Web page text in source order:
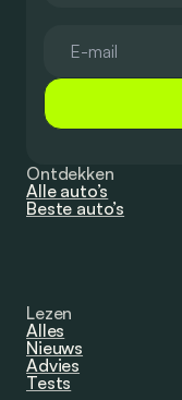
Ontdekken
Alle auto’s
Beste auto’s
Lezen
Alles
Nieuws
Advies
Tests